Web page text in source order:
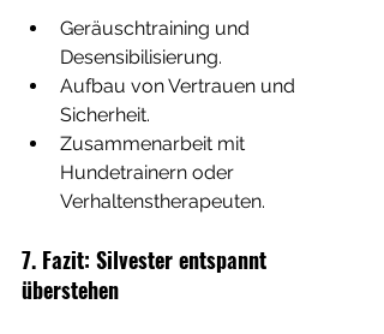
Geräuschtraining und
Desensibilisierung.
Aufbau von Vertrauen und
Sicherheit.
Zusammenarbeit mit
Hundetrainern oder
Verhaltenstherapeuten.
7. Fazit: Silvester entspannt
überstehen